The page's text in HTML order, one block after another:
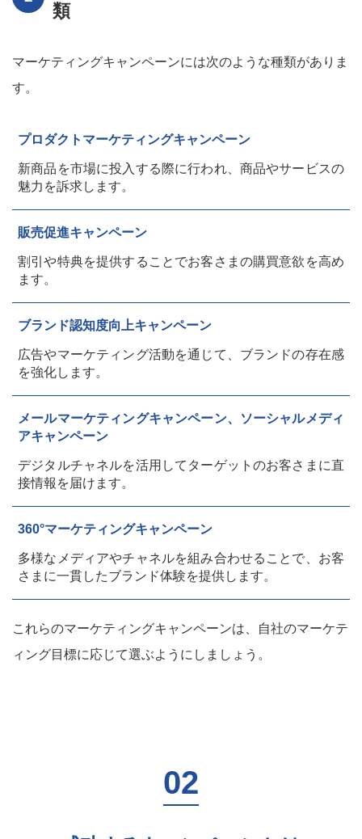
類
マーケティングキャンペーンには次のような種類がありま
す。
プロダクトマーケティングキャンペーン
新商品を市場に投入する際に行われ、商品やサービスの
魅力を訴求します。
販売促進キャンペーン
割引や特典を提供することでお客さまの購買意欲を高め
ます。
ブランド認知度向上キャンペーン
広告やマーケティング活動を通じて、ブランドの存在感
を強化します。
メールマーケティングキャンペーン、ソーシャルメディ
アキャンペーン
デジタルチャネルを活用してターゲットのお客さまに直
接情報を届けます。
360°マーケティングキャンペーン
多様なメディアやチャネルを組み合わせることで、お客
さまに一貫したブランド体験を提供します。
これらのマーケティングキャンペーンは、自社のマーケテ
ィング目標に応じて選ぶようにしましょう。